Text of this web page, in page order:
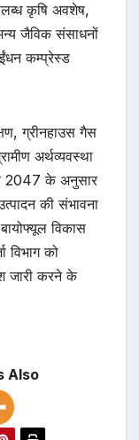
कृषि अवशेष,
जैविक संसाधनों
कम्प्रेस्ड
ग्रीनहाउस गैस
अर्थव्यवस्था
2047 के अनुसार
की संभावना
विकास
विभाग को
जारी करने के
Also